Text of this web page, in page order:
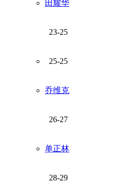
田耀华
23-25
25-25
乔维克
26-27
单正林
28-29